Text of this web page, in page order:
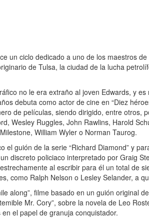
un ciclo dedicado a uno de los maestros
de Tulsa, la ciudad de la lucha
no le era extraño al joven Edwards, y
debuta como actor de cine en “Diez
de películas, siendo dirigido, entre otros,
Wesley Ruggles, John Rawlins, Harold
William Wyler o Norman Taurog.
guión de la serie “Richard Diamond” y
discreto policiaco interpretado por Graig
al escribir para él un total de
como Ralph Nelson o Lesley Selander, a
along”, filme basado en un guión original
Mr. Cory”, sobre la novela de Leo
el papel de granuja conquistador.